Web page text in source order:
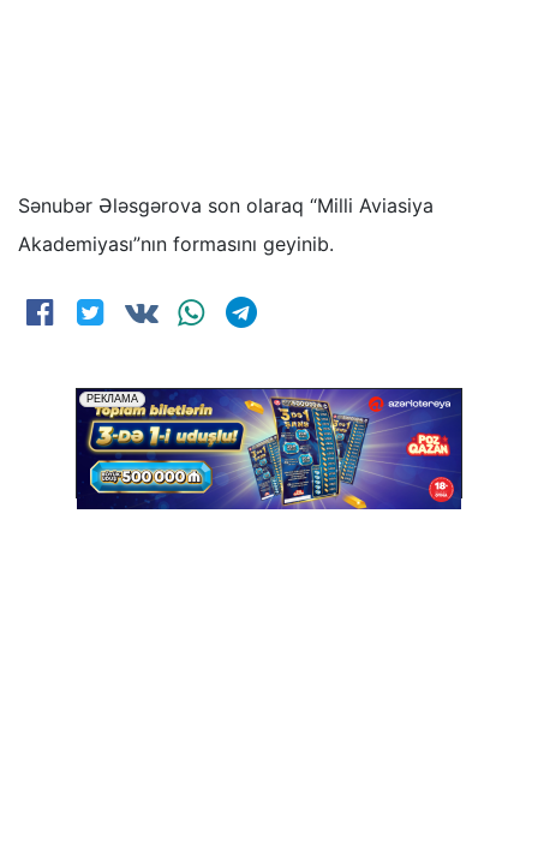
Sənubər Ələsgərova son olaraq “Milli Aviasiya
Akademiyası”nın formasını geyinib.